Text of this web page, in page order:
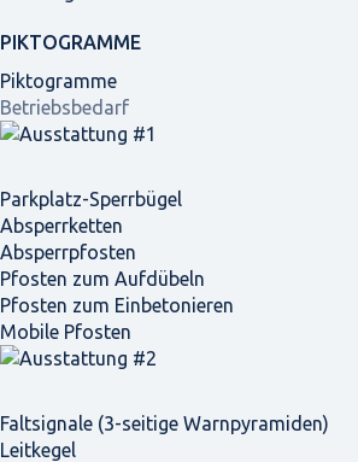
PIKTOGRAMME
Piktogramme
Betriebsbedarf
Parkplatz-Sperrbügel
Absperrketten
Absperrpfosten
Pfosten zum Aufdübeln
Pfosten zum Einbetonieren
Mobile Pfosten
Faltsignale (3-seitige Warnpyramiden)
Leitkegel